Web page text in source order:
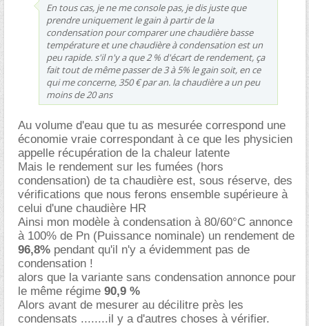
En tous cas, je ne me console pas, je dis juste que
prendre uniquement le gain à partir de la
condensation pour comparer une chaudière basse
température et une chaudière à condensation est un
peu rapide. s'il n'y a que 2 % d'écart de rendement, ça
fait tout de même passer de 3 à 5% le gain soit, en ce
qui me concerne, 350 € par an. la chaudière a un peu
moins de 20 ans
Au volume d'eau que tu as mesurée correspond une
économie vraie correspondant à ce que les physicien
appelle récupération de la chaleur latente
Mais le rendement sur les fumées (hors
condensation) de ta chaudière est, sous réserve, des
vérifications que nous ferons ensemble supérieure à
celui d'une chaudière HR
Ainsi mon modèle à condensation à 80/60°C annonce
à 100% de Pn (Puissance nominale) un rendement de
96,8% pendant qu'il n'y a évidemment pas de
condensation !
alors que la variante sans condensation annonce pour
le même régime 90,9 %
Alors avant de mesurer au décilitre près les
condensats ........il y a d'autres choses à vérifier.